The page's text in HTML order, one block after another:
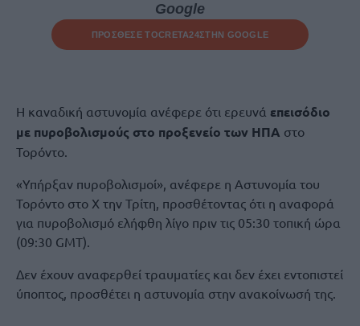
Google
ΠΡΟΣΘΕΣΕ ΤΟCRETA24ΣΤΗΝ GOOGLE
Η καναδική αστυνομία ανέφερε ότι ερευνά επεισόδιο
με πυροβολισμούς στο προξενείο των ΗΠΑ στο
Τορόντο.
«Υπήρξαν πυροβολισμοί», ανέφερε η Αστυνομία του
Τορόντο στο X την Τρίτη, προσθέτοντας ότι η αναφορά
για πυροβολισμό ελήφθη λίγο πριν τις 05:30 τοπική ώρα
(09:30 GMT).
Δεν έχουν αναφερθεί τραυματίες και δεν έχει εντοπιστεί
ύποπτος, προσθέτει η αστυνομία στην ανακοίνωσή της.